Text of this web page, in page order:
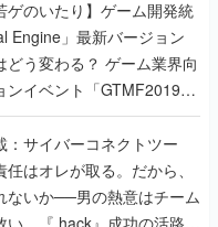
ゲのいたり】ゲーム開発統
Engine」最新バージョン
どう変わる？ ゲーム業界向
ンイベント「GTMF2019」
理解を深めよう【PR】
：サイバーコネクトツー
はオレが取る。だから、
ないか──男の熱意はチーム